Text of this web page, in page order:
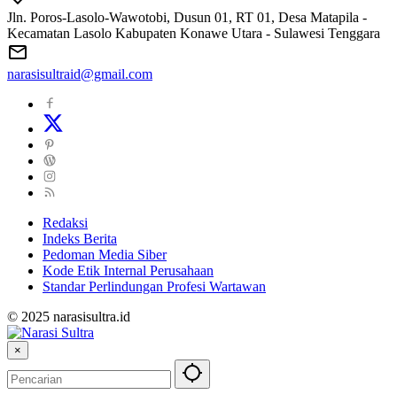
Jln. Poros-Lasolo-Wawotobi, Dusun 01, RT 01, Desa Matapila -
Kecamatan Lasolo Kabupaten Konawe Utara - Sulawesi Tenggara
narasisultraid@gmail.com
Redaksi
Indeks Berita
Pedoman Media Siber
Kode Etik Internal Perusahaan
Standar Perlindungan Profesi Wartawan
© 2025 narasisultra.id
×